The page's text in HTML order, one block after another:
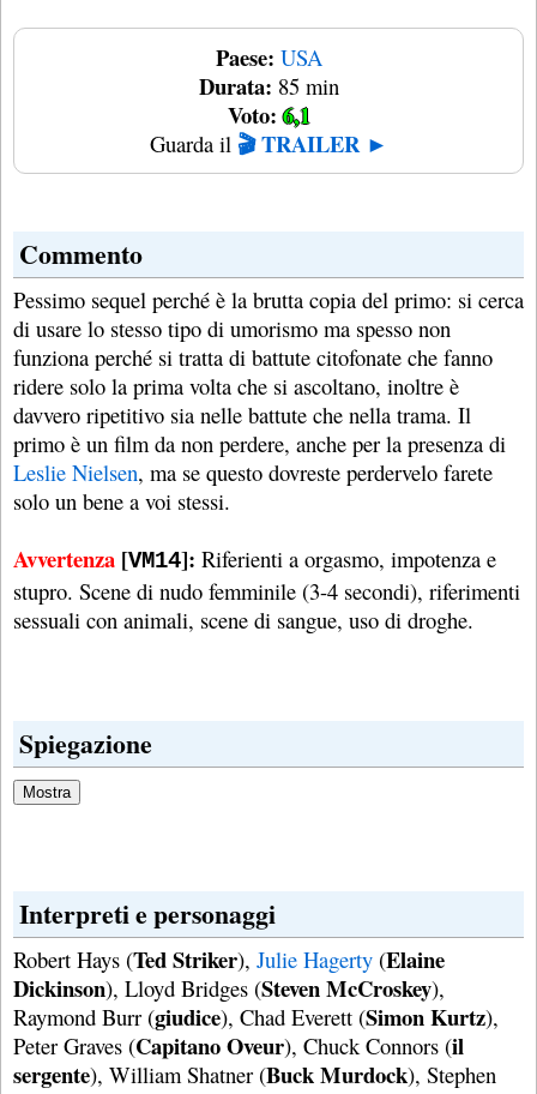
Paese: USA
Durata: 85 min
Voto: 6,1
Guarda il 🎬 TRAILER ►
Commento
Pessimo sequel perché è la brutta copia del primo: si cerca
di usare lo stesso tipo di umorismo ma spesso non
funziona perché si tratta di battute citofonate che fanno
ridere solo la prima volta che si ascoltano, inoltre è
davvero ripetitivo sia nelle battute che nella trama. Il
primo è un film da non perdere, anche per la presenza di
Leslie Nielsen, ma se questo dovreste perdervelo farete
solo un bene a voi stessi.
Avvertenza [VM14]: Riferienti a orgasmo, impotenza e
stupro. Scene di nudo femminile (3-4 secondi), riferimenti
sessuali con animali, scene di sangue, uso di droghe.
Spiegazione
Interpreti e personaggi
Robert Hays (Ted Striker), Julie Hagerty (Elaine
Dickinson), Lloyd Bridges (Steven McCroskey),
Raymond Burr (giudice), Chad Everett (Simon Kurtz),
Peter Graves (Capitano Oveur), Chuck Connors (il
sergente), William Shatner (Buck Murdock), Stephen